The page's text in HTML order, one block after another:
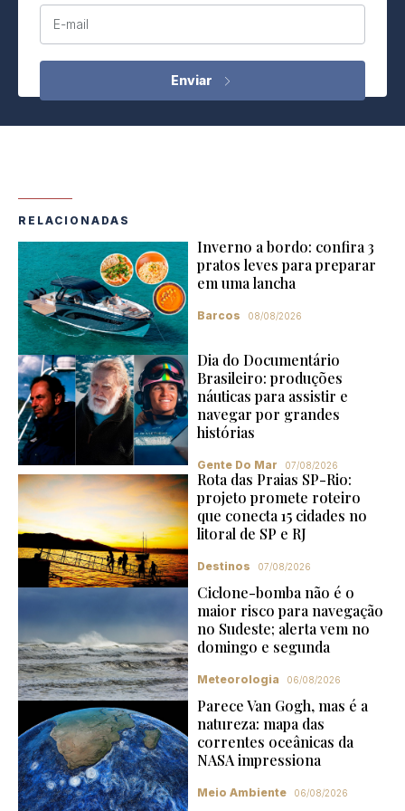
E-mail
RELACIONADAS
Inverno a bordo: confira 3
pratos leves para preparar
em uma lancha
Barcos 08/08/2026
Dia do Documentário
Brasileiro: produções
náuticas para assistir e
navegar por grandes
histórias
Gente Do Mar 07/08/2026
Rota das Praias SP-Rio:
projeto promete roteiro
que conecta 15 cidades no
litoral de SP e RJ
Destinos 07/08/2026
Ciclone-bomba não é o
maior risco para navegação
no Sudeste; alerta vem no
domingo e segunda
Meteorologia 06/08/2026
Parece Van Gogh, mas é a
natureza: mapa das
correntes oceânicas da
NASA impressiona
Meio Ambiente 06/08/2026